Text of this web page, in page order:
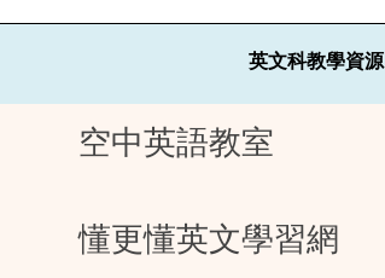
英文科教學資源
空中英語教室
懂更懂英文學習網